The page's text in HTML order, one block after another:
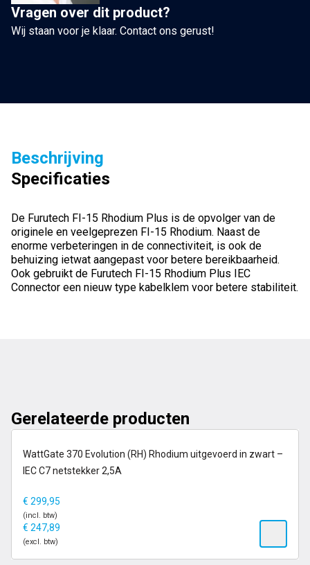
Vragen over dit product?
Wij staan voor je klaar. Contact ons gerust!
Beschrijving
Specificaties
De Furutech FI-15 Rhodium Plus is de opvolger van de
originele en veelgeprezen FI-15 Rhodium. Naast de
enorme verbeteringen in de connectiviteit, is ook de
behuizing ietwat aangepast voor betere bereikbaarheid.
Ook gebruikt de Furutech FI-15 Rhodium Plus IEC
Connector een nieuw type kabelklem voor betere stabiliteit.
Gerelateerde producten
6-13 dagen
WattGate 370 Evolution (RH) Rhodium uitgevoerd in zwart –
IEC C7 netstekker 2,5A
€ 299,95
(incl. btw)
€ 247,89
(excl. btw)